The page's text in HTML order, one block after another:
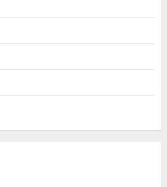
Bangga! 9 Siswa-siswi Manusda